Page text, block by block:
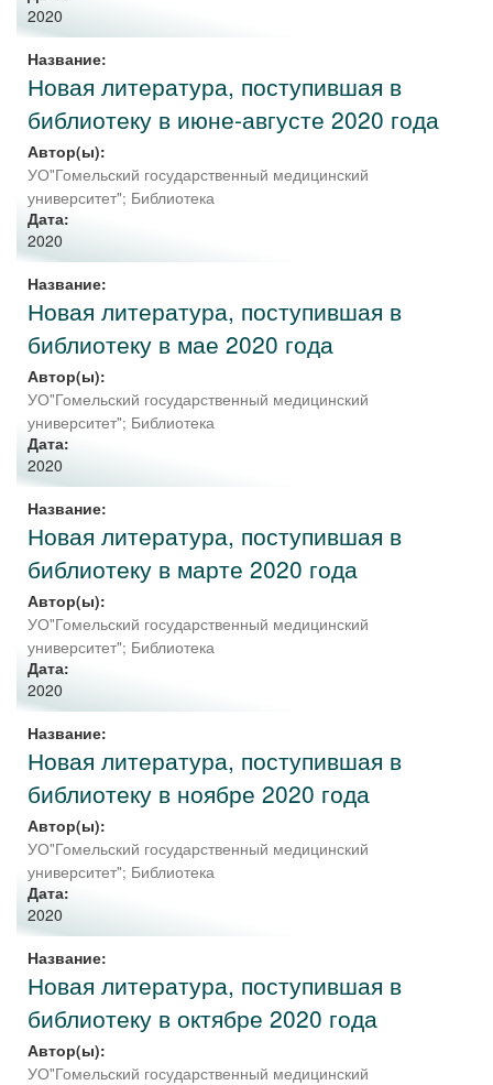
2020
Название:
Новая литература, поступившая в
библиотеку в июне-августе 2020 года
Автор(ы):
УО"Гомельский государственный медицинский
университет"; Библиотека
Дата:
2020
Название:
Новая литература, поступившая в
библиотеку в мае 2020 года
Автор(ы):
УО"Гомельский государственный медицинский
университет"; Библиотека
Дата:
2020
Название:
Новая литература, поступившая в
библиотеку в марте 2020 года
Автор(ы):
УО"Гомельский государственный медицинский
университет"; Библиотека
Дата:
2020
Название:
Новая литература, поступившая в
библиотеку в ноябре 2020 года
Автор(ы):
УО"Гомельский государственный медицинский
университет"; Библиотека
Дата:
2020
Название:
Новая литература, поступившая в
библиотеку в октябре 2020 года
Автор(ы):
УО"Гомельский государственный медицинский